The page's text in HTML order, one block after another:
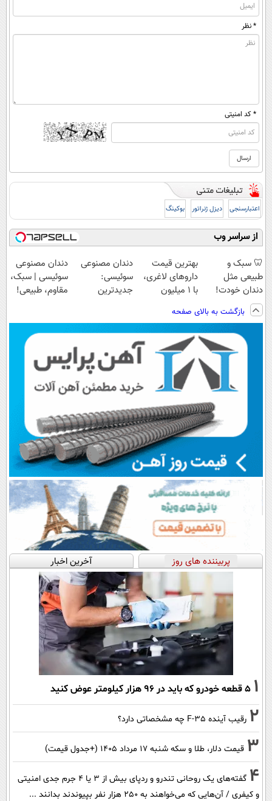
* نظر
* کد امنیتی
اعتبارسنجی دیزل ژنراتور بوکینگ
از سراسر وب
🦷 سبک و
طبیعی مثل
دندان خودت!
نصب آسان و
پرداخت اقساطی
💳 📍 تهران
بهترین قیمت
داروهای لاغری،
با ۱ میلیون
از داروخانه‌
دندان مصنوعی
سوئیسی:
جدیدترین
پرداخت قسطی
دندان مصنوعی
سوئیسی | سبک،
مقاوم، طبیعی!
اقساطی😍
بازگشت به بالای صفحه
پربیننده های روز آخرین اخبار
1 ۵ قطعه خودرو که باید در ۹۶ هزار کیلومتر عوض کنید
2 رقیب آینده F-35 چه مشخصاتی دارد؟
3 قیمت دلار، طلا و سکه شنبه ۱۷ مرداد ۱۴۰۵ (+جدول قیمت)
4
گفته‌های یک روحانی تندرو و ردپای بیش از ۳ یا ۴ جرم جدی امنیتی
و کیفری / آن‌هایی که می‌خواهند به ۲۵۰ هزار نفر بپیوندند بدانند ...